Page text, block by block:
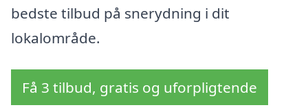
bedste tilbud på snerydning i dit
lokalområde.
Få 3 tilbud, gratis og uforpligtende